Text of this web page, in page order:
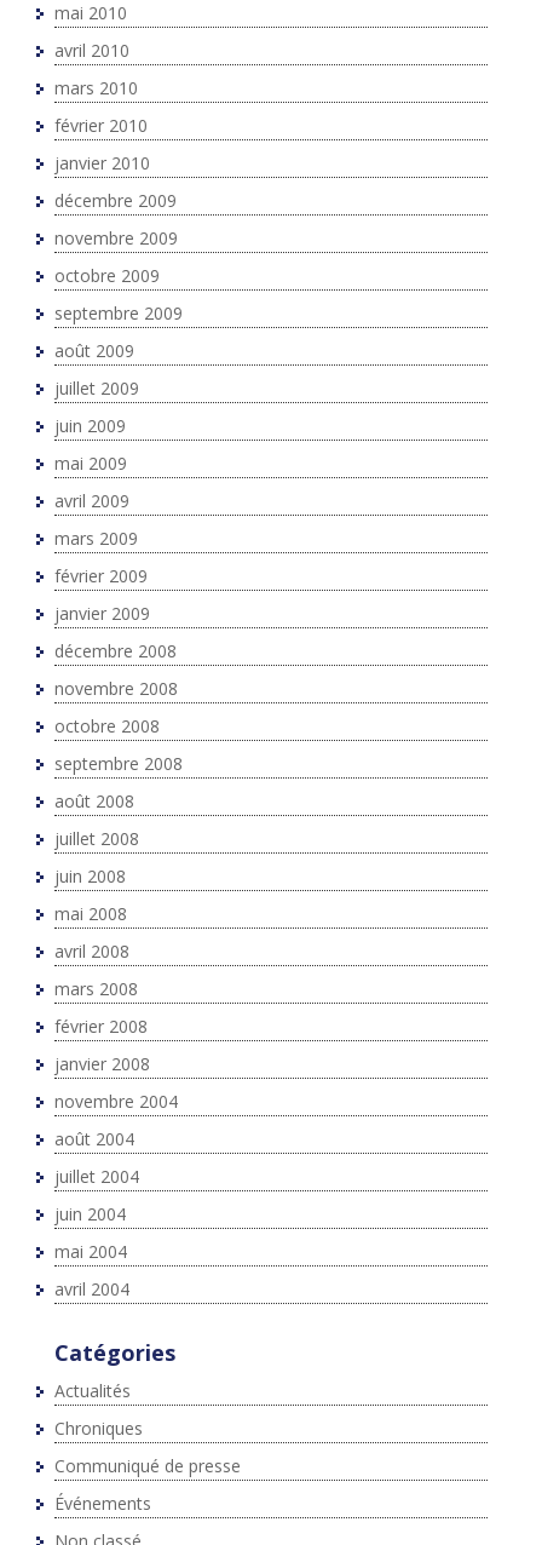
mai 2010
avril 2010
mars 2010
février 2010
janvier 2010
décembre 2009
novembre 2009
octobre 2009
septembre 2009
août 2009
juillet 2009
juin 2009
mai 2009
avril 2009
mars 2009
février 2009
janvier 2009
décembre 2008
novembre 2008
octobre 2008
septembre 2008
août 2008
juillet 2008
juin 2008
mai 2008
avril 2008
mars 2008
février 2008
janvier 2008
novembre 2004
août 2004
juillet 2004
juin 2004
mai 2004
avril 2004
Catégories
Actualités
Chroniques
Communiqué de presse
Événements